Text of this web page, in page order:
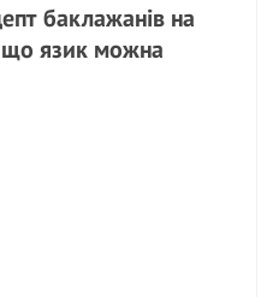
баклажанів на
язик можна